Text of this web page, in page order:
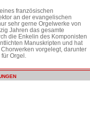
französischen
an der evangelischen
sehr gerne Orgelwerke von
Jahren das gesamte
die Enkelin des Komponisten
Manuskripten und hat
vorgelegt, darunter
Orgel.